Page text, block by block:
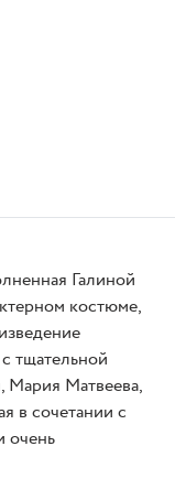
Галиной
костюме,
тщательной
Мария Матвеева,
в сочетании с
очень